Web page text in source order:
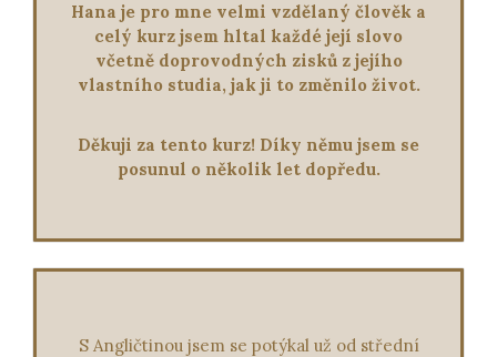
zásobu, časem vás to dostihne. Tento kurz mi dal
stabilní pevné základy tak, že jsem začal s lehkostí
a hlavně s radostí studovat v anj. Dokonce jsem se
začal lépe vyjadřovat ve vlastním rodném jazyce.
Takový bonus navíc:-).
Hana je pro mne velmi vzdělaný člověk a
celý kurz jsem hltal každé její slovo
včetně doprovodných zisků z jejího
vlastního studia, jak ji to změnilo život.
Děkuji za tento kurz! Díky němu jsem se
posunul o několik let dopředu.
S Angličtinou jsem se potýkal už od střední